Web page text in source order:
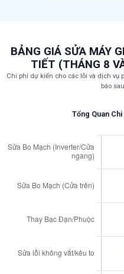
BẢNG GIÁ SỬA MÁY
TIẾT (THÁNG 8
Chi phí dự kiến cho các lỗi và dịch vụ
báo
Tổng Quan